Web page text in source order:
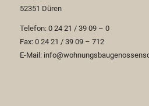
52351 Düren
Telefon: 0 24 21 / 39 09 – 0
Fax: 0 24 21 / 39 09 – 712
E-Mail: